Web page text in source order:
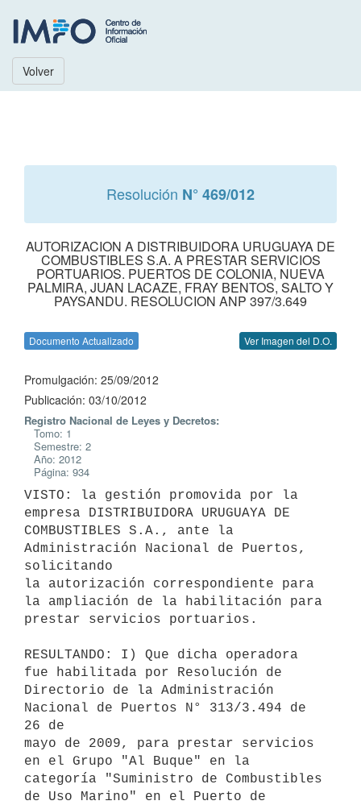
Volver
Resolución N° 469/012
AUTORIZACION A DISTRIBUIDORA URUGUAYA DE
COMBUSTIBLES S.A. A PRESTAR SERVICIOS
PORTUARIOS. PUERTOS DE COLONIA, NUEVA
PALMIRA, JUAN LACAZE, FRAY BENTOS, SALTO Y
PAYSANDU. RESOLUCION ANP 397/3.649
Documento Actualizado Ver Imagen del D.O.
Promulgación: 25/09/2012
Publicación: 03/10/2012
Registro Nacional de Leyes y Decretos:
Tomo: 1
Semestre: 2
Año: 2012
Página: 934
VISTO: la gestión promovida por la
empresa DISTRIBUIDORA URUGUAYA DE
COMBUSTIBLES S.A., ante la
Administración Nacional de Puertos,
solicitando
la autorización correspondiente para
la ampliación de la habilitación para
prestar servicios portuarios.
RESULTANDO: I) Que dicha operadora
fue habilitada por Resolución de
Directorio de la Administración
Nacional de Puertos N° 313/3.494 de
26 de
mayo de 2009, para prestar servicios
en el Grupo "Al Buque" en la
categoría "Suministro de Combustibles
de Uso Marino" en el Puerto de